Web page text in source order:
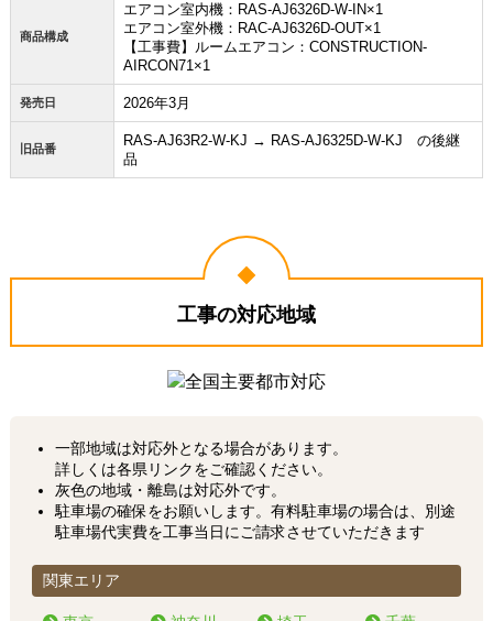
商品構成
エアコン室内機：RAS-AJ6326D-W-IN×1
エアコン室外機：RAC-AJ6326D-OUT×1
【工事費】ルームエアコン：CONSTRUCTION-
AIRCON71×1
発売日 2026年3月
旧品番
RAS-AJ63R2-W-KJ → RAS-AJ6325D-W-KJ の後継
品
工事の対応地域
一部地域は対応外となる場合があります。
詳しくは各県リンクをご確認ください。
灰色の地域・離島は対応外です。
駐車場の確保をお願いします。有料駐車場の場合は、別途
駐車場代実費を工事当日にご請求させていただきます
関東エリア